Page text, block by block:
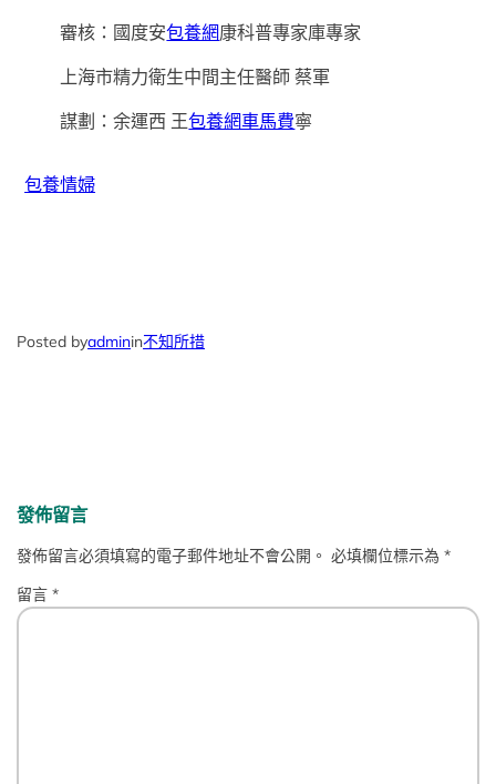
審核：國度安包養網康科普專家庫專家
上海市精力衛生中間主任醫師 蔡軍
謀劃：余運西 王包養網車馬費寧
包養情婦
Posted byadminin不知所措
發佈留言
發佈留言必須填寫的電子郵件地址不會公開。 必填欄位標示為*
留言*